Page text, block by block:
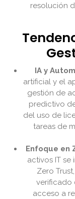
resolución
IA y
artificial y el
gestión de
predictivo
del uso de
tareas de
Enfoque en
activos IT
Zero
verificado
acceso a